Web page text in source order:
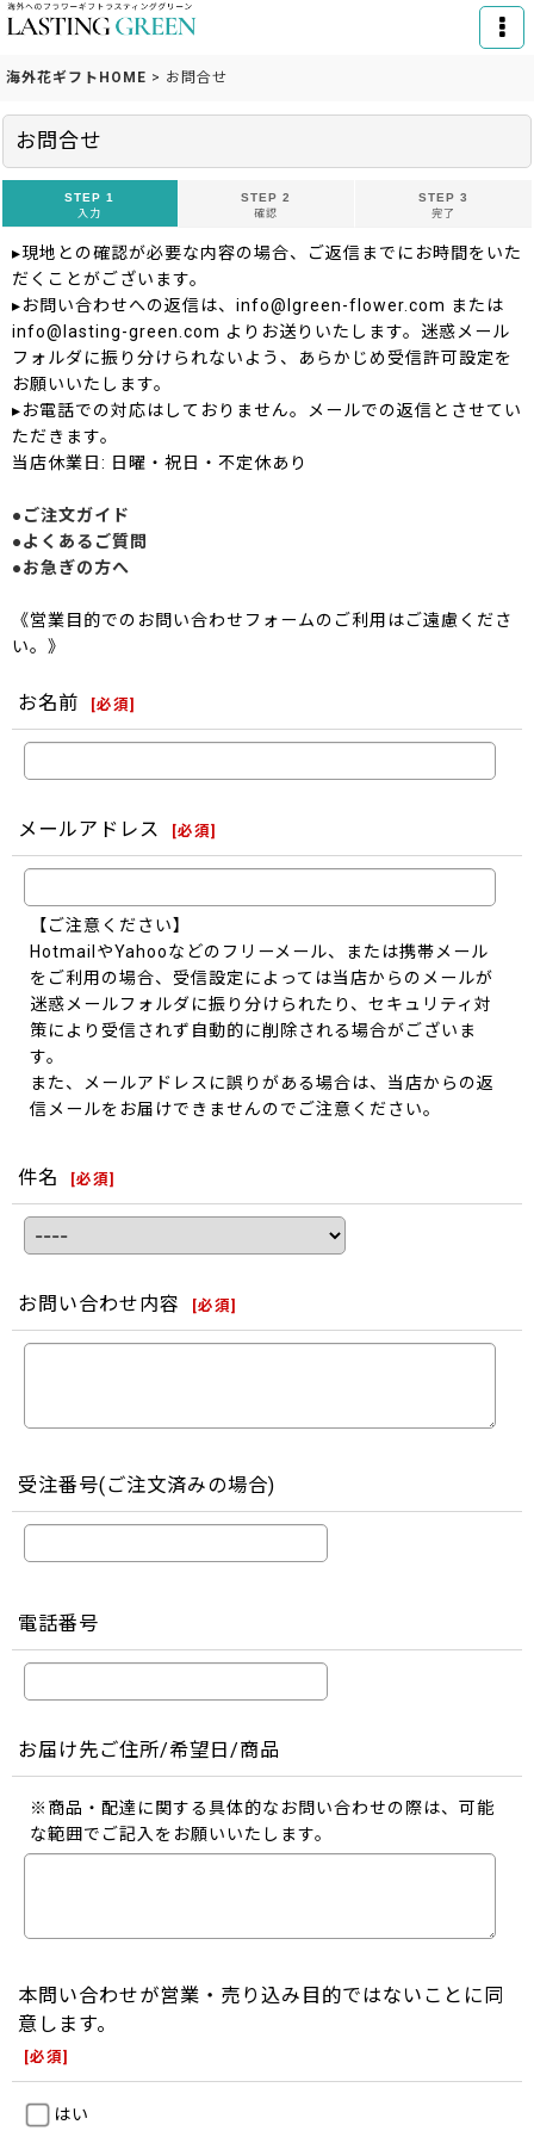
海外花ギフトHOME > お問合せ
お問合せ
STEP 1
入力
STEP 2
確認
STEP 3
完了
▸現地との確認が必要な内容の場合、ご返信までにお時間をいた
だくことがございます。
▸お問い合わせへの返信は、info@lgreen-flower.com または
info@lasting-green.com よりお送りいたします。迷惑メール
フォルダに振り分けられないよう、あらかじめ受信許可設定を
お願いいたします。
▸お電話での対応はしておりません。メールでの返信とさせてい
ただきます。
当店休業日: 日曜・祝日・不定休あり
●ご注文ガイド
●よくあるご質問
●お急ぎの方へ
《営業目的でのお問い合わせフォームのご利用はご遠慮くださ
い。》
お名前 [必須]
メールアドレス [必須]
【ご注意ください】
HotmailやYahooなどのフリーメール、または携帯メール
をご利用の場合、受信設定によっては当店からのメールが
迷惑メールフォルダに振り分けられたり、セキュリティ対
策により受信されず自動的に削除される場合がございま
す。
また、メールアドレスに誤りがある場合は、当店からの返
信メールをお届けできませんのでご注意ください。
件名 [必須]
お問い合わせ内容 [必須]
受注番号(ご注文済みの場合)
電話番号
お届け先ご住所/希望日/商品
※商品・配達に関する具体的なお問い合わせの際は、可能
な範囲でご記入をお願いいたします。
本問い合わせが営業・売り込み目的ではないことに同
意します。
[必須]
はい